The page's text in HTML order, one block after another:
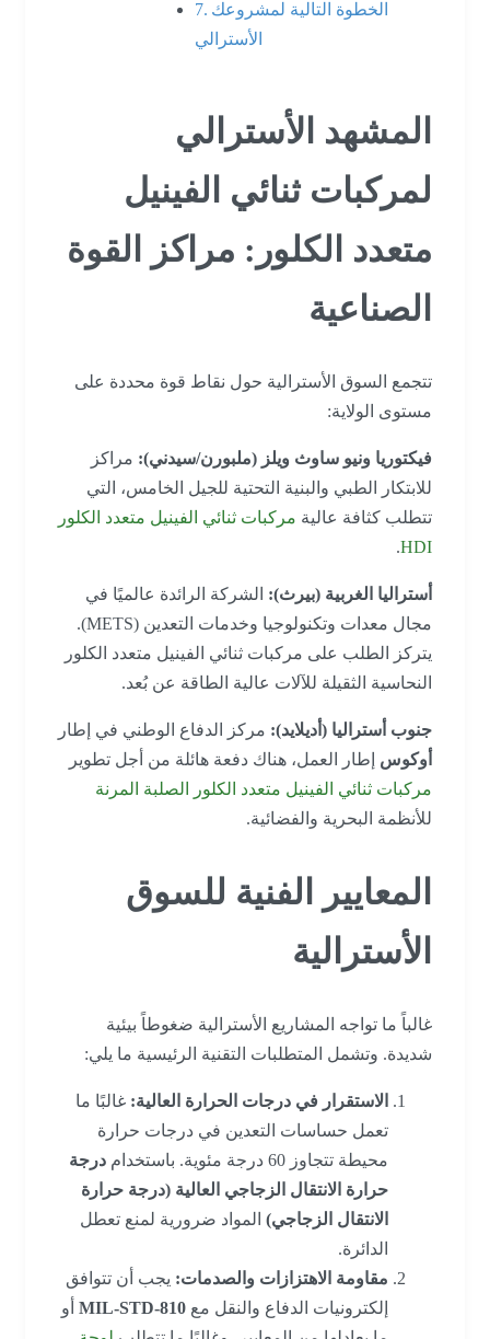
الخطوة التالية لمشروعك
الأسترالي
المشهد الأسترالي
لمركبات ثنائي الفينيل
متعدد الكلور: مراكز القوة
الصناعية
تتجمع السوق الأسترالية حول نقاط قوة محددة على
مستوى الولاية:
فيكتوريا ونيو ساوث ويلز (ملبورن/سيدني):مراكز
للابتكار الطبي والبنية التحتية للجيل الخامس، التي
تتطلب كثافة عاليةمركبات ثنائي الفينيل متعدد الكلور
HDI
.
أستراليا الغربية (بيرث): الشركة الرائدة عالميًا في
مجال معدات وتكنولوجيا وخدمات التعدين (METS).
يتركز الطلب على مركبات ثنائي الفينيل متعدد الكلور
النحاسية الثقيلة للآلات عالية الطاقة عن بُعد.
جنوب أستراليا (أديلايد):مركز الدفاع الوطني في إطار
أوكوسإطار العمل، هناك دفعة هائلة من أجل تطوير
مركبات ثنائي الفينيل متعدد الكلور الصلبة المرنة
للأنظمة البحرية والفضائية.
المعايير الفنية للسوق
الأسترالية
غالباً ما تواجه المشاريع الأسترالية ضغوطاً بيئية
شديدة. وتشمل المتطلبات التقنية الرئيسية ما يلي:
الاستقرار في درجات الحرارة العالية:غالبًا ما
تعمل حساسات التعدين في درجات حرارة
محيطة تتجاوز 60 درجة مئوية. باستخدام
درجة
حرارة الانتقال الزجاجي العالية (درجة حرارة
الانتقال الزجاجي)المواد ضرورية لمنع تعطل
الدائرة.
مقاومة الاهتزازات والصدمات:يجب أن تتوافق
إلكترونيات الدفاع والنقل مع MIL-STD-810أو